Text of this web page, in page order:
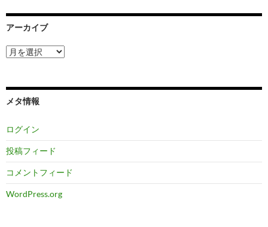
アーカイブ
ア
ー
メタ情報
ログイン
投稿フィード
コメントフィード
WordPress.org